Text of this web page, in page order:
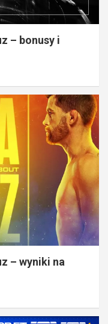
– bonusy i
– wyniki na